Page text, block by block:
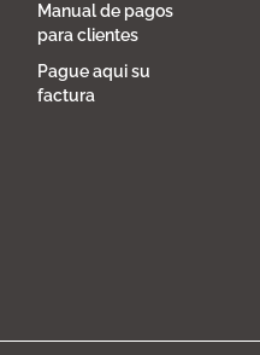
Manual de pagos
para clientes
Pague aqui su
factura